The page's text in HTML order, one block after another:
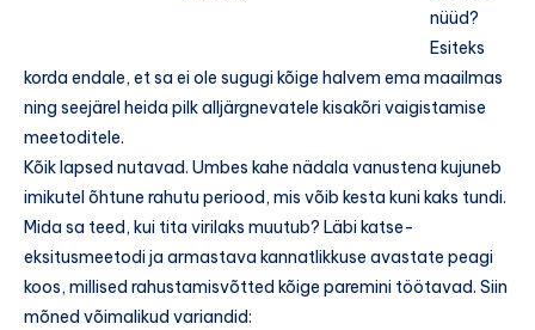
nüüd?
Esiteks
korda endale, et sa ei ole sugugi kõige halvem ema maailmas
ning seejärel heida pilk alljärgnevatele kisakõri vaigistamise
meetoditele.
Kõik lapsed nutavad. Umbes kahe nädala vanustena kujuneb
imikutel õhtune rahutu periood, mis võib kesta kuni kaks tundi.
Mida sa teed, kui tita virilaks muutub? Läbi katse-
eksitusmeetodi ja armastava kannatlikkuse avastate peagi
koos, millised rahustamisvõtted kõige paremini töötavad. Siin
mõned võimalikud variandid: